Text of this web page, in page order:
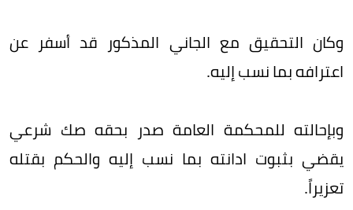
وكان التحقيق مع الجاني المذكور قد أسفر عن
اعترافه بما نسب إليه.
وبإحالته للمحكمة العامة صدر بحقه صك شرعي
يقضي بثبوت ادانته بما نسب إليه والحكم بقتله
تعزيراً.